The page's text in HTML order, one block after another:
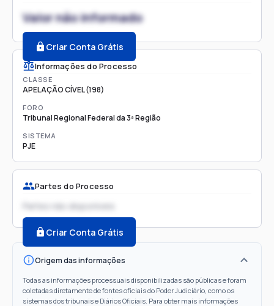
Valor não informado
Criar Conta Grátis
Informações do Processo
CLASSE
APELAÇÃO CÍVEL (198)
FORO
Tribunal Regional Federal da 3ª Região
SISTEMA
PJE
Partes do Processo
Partes não disponíveis
Criar Conta Grátis
Origem das informações
Todas as informações processuais disponibilizadas são públicas e foram
coletadas diretamente de fontes oficiais do Poder Judiciário, como os
sistemas dos tribunais e Diários Oficiais. Para obter mais informações